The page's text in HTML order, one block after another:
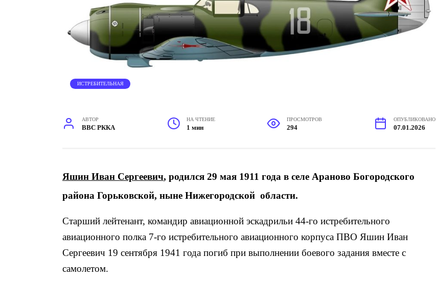
ИСТРЕБИТЕЛЬНАЯ
АВТОР
ВВС РККА
НА ЧТЕНИЕ
1 мин
ПРОСМОТРОВ
294
ОПУБЛИКОВАНО
07.01.2026
Яшин Иван Сергеевич, родился 29 мая 1911 года в селе Араново Богородского
района Горьковской, ныне Нижегородской области.
Старший лейтенант, командир авиационной эскадрильи 44-го истребительного
авиационного полка 7-го истребительного авиационного корпуса ПВО Яшин Иван
Сергеевич 19 сентября 1941 года погиб при выполнении боевого задания вместе с
самолетом.